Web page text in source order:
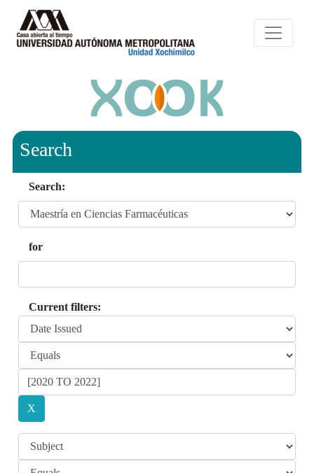
Search
Search:
for
Current filters: